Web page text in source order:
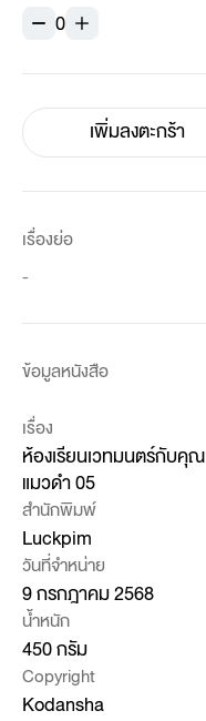
0
เพิ่มลงตะกร้า
เรื่องย่อ
-
ข้อมูลหนังสือ
เรื่อง
ห้องเรียนเวทมนตร์กับคุณ
แมวดำ 05
สำนักพิมพ์
Luckpim
วันที่จำหน่าย
9 กรกฎาคม 2568
น้ำหนัก
450 กรัม
Copyright
Kodansha